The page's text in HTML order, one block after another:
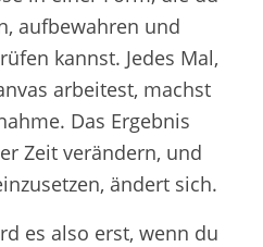
aufbewahren und
kannst. Jedes Mal,
arbeitest, machst
Das Ergebnis
Zeit verändern, und
ändert sich.
es also erst, wenn du